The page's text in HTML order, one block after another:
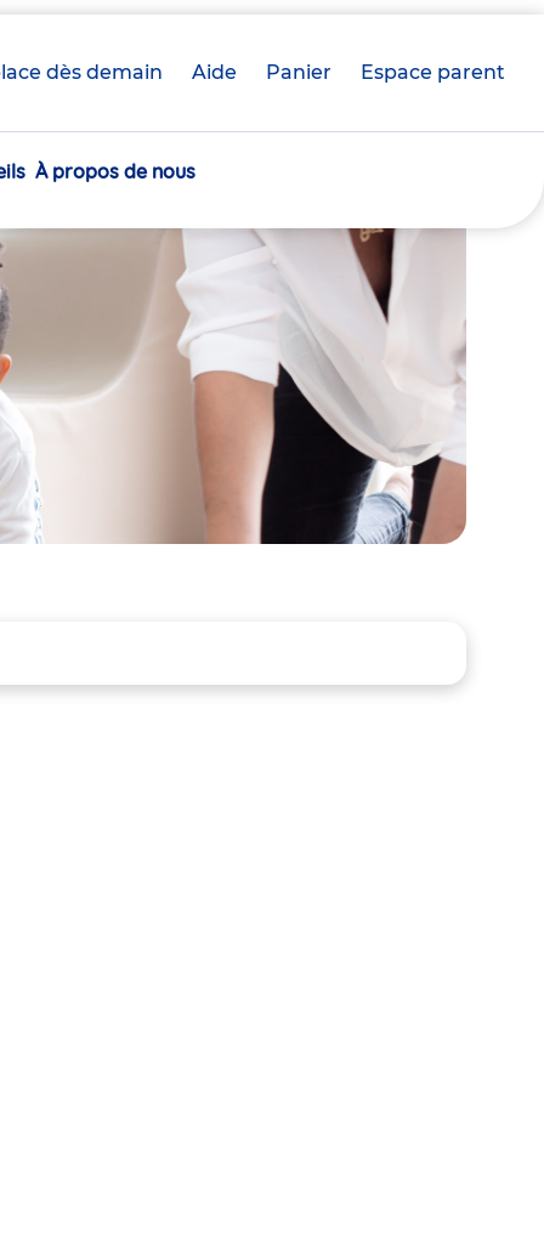
dès demain Aide Panier crèche(s)
Espace parent
À propos de nous